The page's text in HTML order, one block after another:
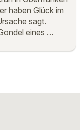
haben Glück im
sagt.
eines …